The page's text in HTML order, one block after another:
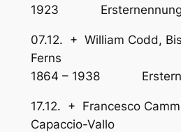
1923 Ersternennung
07.12. + William Codd,
1864 – 1938
17.12. + Francesco
Capaccio-Vallo